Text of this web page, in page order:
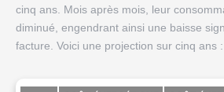
cinq ans. Mois après mois, leur
diminué, engendrant ainsi une baisse
facture. Voici une projection sur cinq ans :